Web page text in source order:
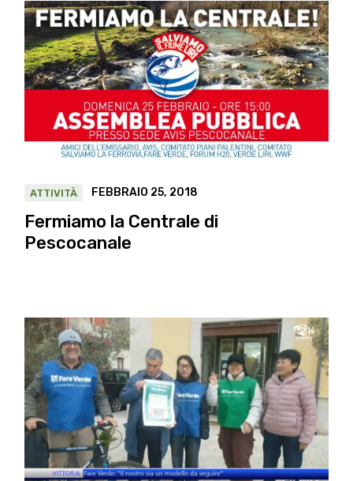
ATTIVITÀ FEBBRAIO 25, 2018
Fermiamo la Centrale di
Pescocanale